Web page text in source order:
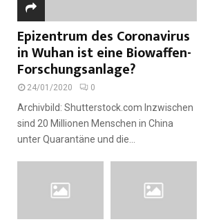
Epizentrum des Coronavirus
in Wuhan ist eine Biowaffen-
Forschungsanlage?
24/01/2020 0
Archivbild: Shutterstock.com Inzwischen
sind 20 Millionen Menschen in China
unter Quarantäne und die...